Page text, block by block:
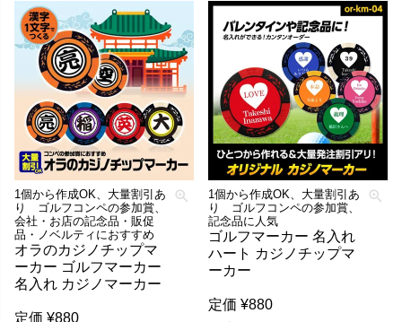
1個から作成OK、大量割引あ
り ゴルフコンペの参加賞、
会社・お店の記念品・販促
品・ノベルティにおすすめ
オラのカジノチップマ
ーカー ゴルフマーカー
名入れ カジノマーカー
定価 ¥880
1個から作成OK、大量割引あ
り ゴルフコンペの参加賞、
記念品に人気
ゴルフマーカー 名入れ
ハート カジノチップマ
ーカー
定価 ¥880